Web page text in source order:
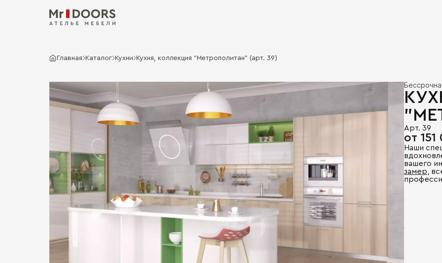
Главная Каталог Кухни Кухня, коллекция "Метрополитан" (арт. 39)
Арт. 39
от 151
Наши
вашего
замер ,